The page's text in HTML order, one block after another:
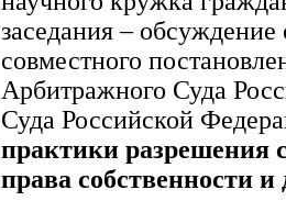
заседания –
совместного
Арбитражного Суда
Суда Российской
практики разрешения
права собственности